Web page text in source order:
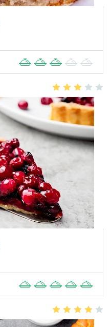
2 3 4
2 3 4
2 3 4
2 3 4